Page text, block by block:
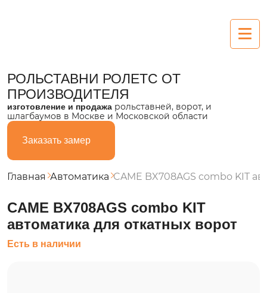
Алюминиевые
Пластиковые
Из поликарбоната
Секционные
Въездные
РОЛЬСТАВНИ РОЛЕТС ОТ
ПРОИЗВОДИТЕЛЯ
изготовление и продажа рольставней, ворот, и
шлагбаумов в Москве и Московской области
Заказать замер
Главная Автоматика CAME BX708AGS combo KIT
CAME BX708AGS combo KIT
автоматика для откатных ворот
Есть в наличии